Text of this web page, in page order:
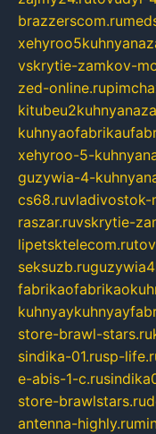
brazzerscom.ru
vskrytie-zamkov-
zed-online.ru
xehyroo-5-
guzywia-4-
cs68.ruvladivostok-
raszar.ruvskrytie-
lipetsktelecom.ru
seksuzb.ru
store-brawl-stars.ru
sindika-01.rusp-
e-abis-1-c.ru
store-brawlstars.ru
antenna-highly.ru